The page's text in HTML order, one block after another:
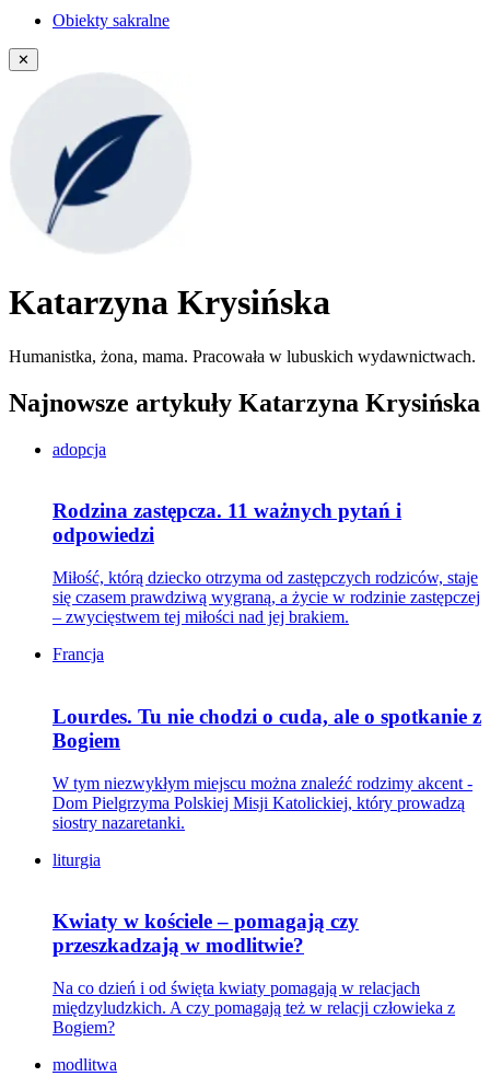
Obiekty sakralne
✕
Katarzyna Krysińska
Humanistka, żona, mama. Pracowała w lubuskich wydawnictwach.
Najnowsze artykuły Katarzyna Krysińska
adopcja
Rodzina zastępcza. 11 ważnych pytań i
odpowiedzi
Miłość, którą dziecko otrzyma od zastępczych rodziców, staje
się czasem prawdziwą wygraną, a życie w rodzinie zastępczej
– zwycięstwem tej miłości nad jej brakiem.
Francja
Lourdes. Tu nie chodzi o cuda, ale o spotkanie z
Bogiem
W tym niezwykłym miejscu można znaleźć rodzimy akcent -
Dom Pielgrzyma Polskiej Misji Katolickiej, który prowadzą
siostry nazaretanki.
liturgia
Kwiaty w kościele – pomagają czy
przeszkadzają w modlitwie?
Na co dzień i od święta kwiaty pomagają w relacjach
międzyludzkich. A czy pomagają też w relacji człowieka z
Bogiem?
modlitwa